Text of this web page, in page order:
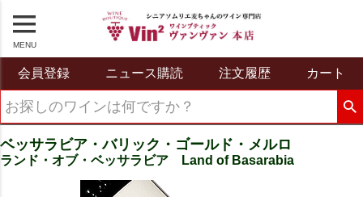
MENU
会員登録 ニュース購読 注文履歴 カート
ベッサラビア・バリック・ゴールド・メルロ
ランド・オブ・ベッサラビア Land of Basarabia